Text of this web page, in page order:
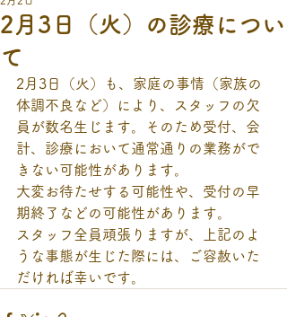
2月3日（火）の診療につい
て
2月3日（火）も、家庭の事情（家族の
体調不良など）により、スタッフの欠
員が数名生じます。そのため受付、会
計、診療において通常通りの業務がで
きない可能性があります。
大変お待たせする可能性や、受付の早
期終了などの可能性があります。
スタッフ全員頑張りますが、上記のよ
うな事態が生じた際には、ご容赦いた
だければ幸いです。